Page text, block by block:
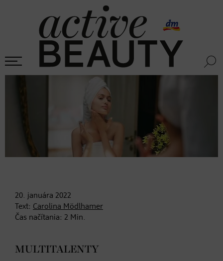
20. januára 2022
Text: Carolina Mödlhamer
Čas načítania: 2 Min.
MULTITALENTY